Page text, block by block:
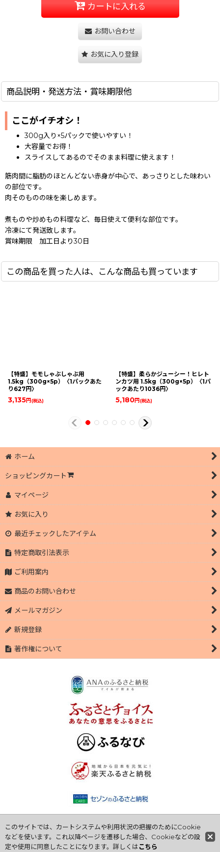
カートに入れる
お問い合わせ
お気に入り登録
商品説明・発送方法・賞味期限他
ここがイチオシ！
300g入り×5パックで使いやすい！
大容量でお得！
スライスしてあるのでそのまま料理に使えます！
筋肉間に脂肪のほとんどない赤身が中心で、あっさりとした味わい
の部位です。
肉そのものの味を楽しめます。
煮ものや炒めもの料理など、毎日使えて便利な部位です。
冷凍にて発送致します。
賞味期限 加工日より30日
この商品を買った人は、こんな商品も買っています
【特盛】モモしゃぶしゃぶ用
1.5kg（300g×5p）〈1パックあた
り627円〉
3,135円(税込)
【特盛】柔らかジューシー！ヒレト
ンカツ用 1.5kg（300g×5p）〈1パ
ックあたり1036円〉
5,180円(税込)
ホーム
ショッピングカート
マイページ
お気に入り
最近チェックしたアイテム
特定商取引法表示
ご利用案内
商品のお問い合わせ
メールマガジン
新規登録
著作権について
Copyright© 【公式オンラインショップ】萩市のブランド豚 萩むつ
み豚 | 有限会社小野養豚 丁寧に安全に育てています All Rights
Reserved.
このサイトでは、カートシステムや利用状況の把握のためにCookie
などを使います。これ以降ページを遷移した場合、Cookieなどの設
定や使用に同意したことになります。詳しくはこちら